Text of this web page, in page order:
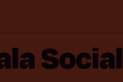
Social